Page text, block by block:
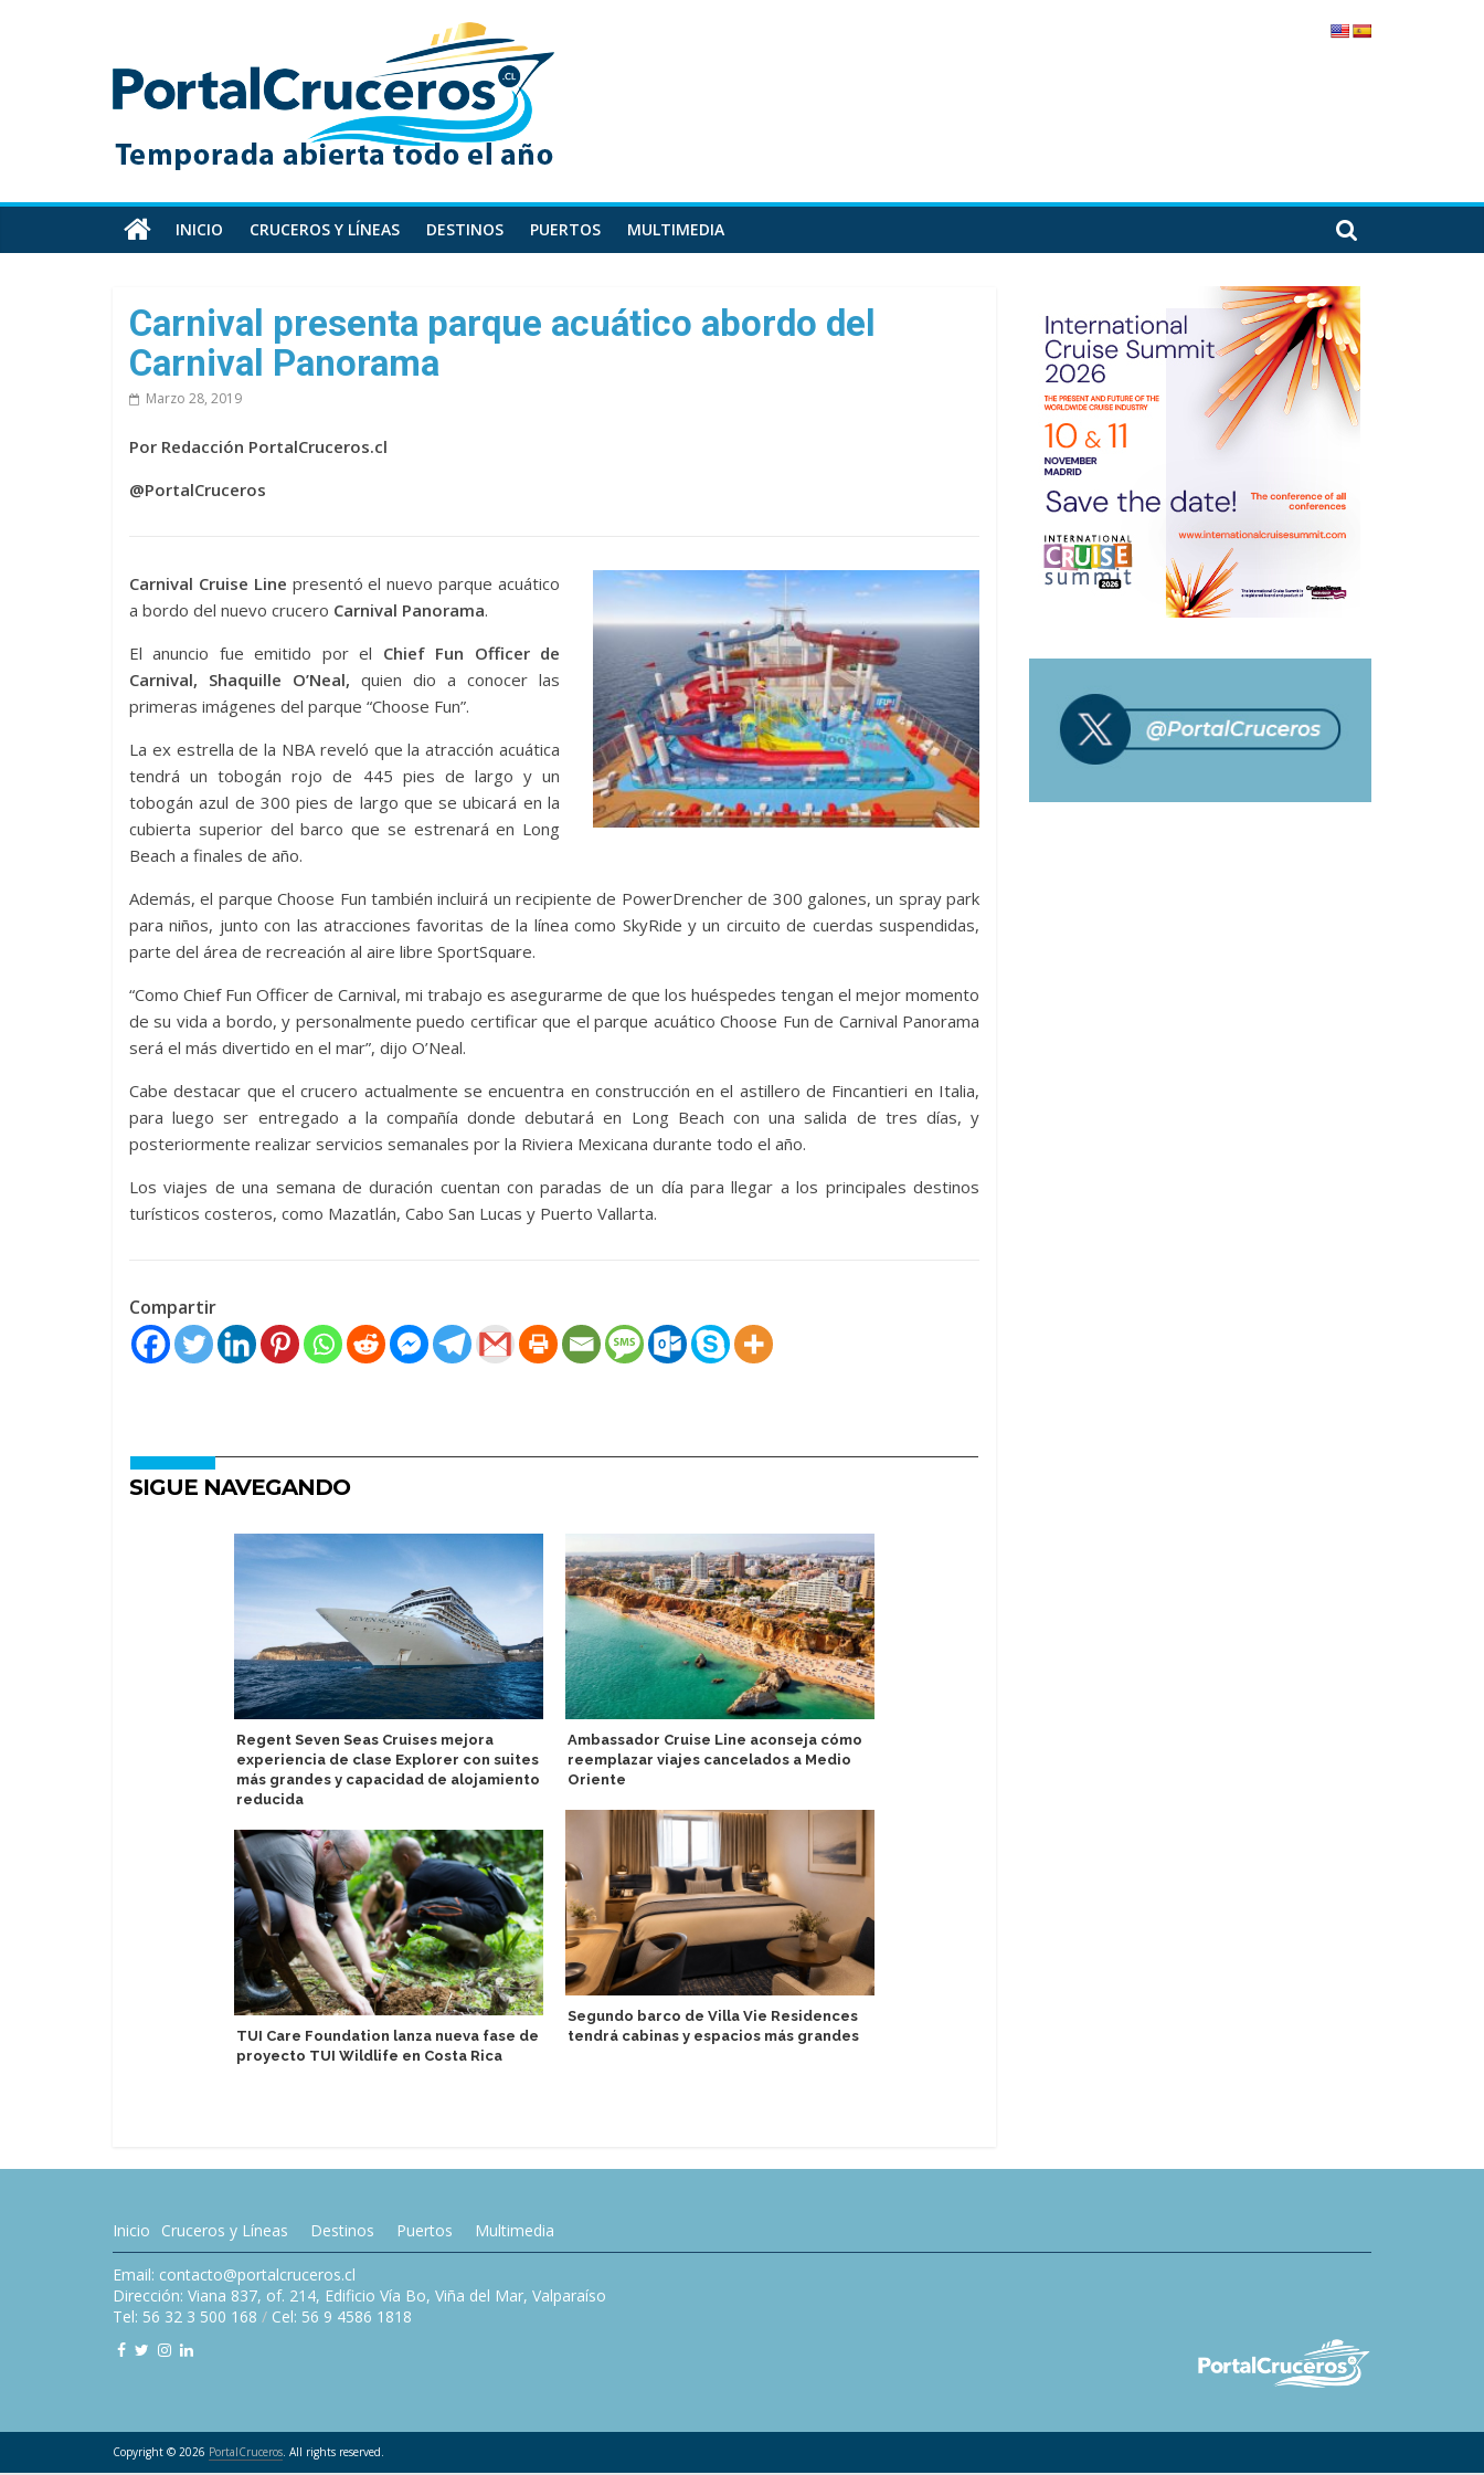
PortalCruceros
Toda
información
cruceros
en
un
sitio
INICIO CRUCEROS Y LÍNEAS DESTINOS PUERTOS MULTIMEDIA
Carnival presenta parque acuático abordo del
Carnival Panorama
Marzo 28, 2019
Por Redacción PortalCruceros.cl
@PortalCruceros
Carnival Cruise Line presentó el nuevo parque acuático
a bordo del nuevo crucero Carnival Panorama.
El anuncio fue emitido por el Chief Fun Officer de
Carnival, Shaquille O’Neal, quien dio a conocer las
primeras imágenes del parque “Choose Fun”.
La ex estrella de la NBA reveló que la atracción acuática
tendrá un tobogán rojo de 445 pies de largo y un
tobogán azul de 300 pies de largo que se ubicará en la
cubierta superior del barco que se estrenará en Long
Beach a finales de año.
Además, el parque Choose Fun también incluirá un recipiente de PowerDrencher de 300 galones, un spray park
para niños, junto con las atracciones favoritas de la línea como SkyRide y un circuito de cuerdas suspendidas,
parte del área de recreación al aire libre SportSquare.
“Como Chief Fun Officer de Carnival, mi trabajo es asegurarme de que los huéspedes tengan el mejor momento
de su vida a bordo, y personalmente puedo certificar que el parque acuático Choose Fun de Carnival Panorama
será el más divertido en el mar”, dijo O’Neal.
Cabe destacar que el crucero actualmente se encuentra en construcción en el astillero de Fincantieri en Italia,
para luego ser entregado a la compañía donde debutará en Long Beach con una salida de tres días, y
posteriormente realizar servicios semanales por la Riviera Mexicana durante todo el año.
Los viajes de una semana de duración cuentan con paradas de un día para llegar a los principales destinos
turísticos costeros, como Mazatlán, Cabo San Lucas y Puerto Vallarta.
Compartir
SIGUE NAVEGANDO
Regent Seven Seas Cruises mejora
experiencia de clase Explorer con suites
más grandes y capacidad de alojamiento
reducida
TUI Care Foundation lanza nueva fase de
proyecto TUI Wildlife en Costa Rica
Ambassador Cruise Line aconseja cómo
reemplazar viajes cancelados a Medio
Oriente
Segundo barco de Villa Vie Residences
tendrá cabinas y espacios más grandes
Inicio Cruceros y Líneas Destinos Puertos Multimedia
Email: contacto@portalcruceros.cl
Dirección: Viana 837, of. 214, Edificio Vía Bo, Viña del Mar, Valparaíso
Tel: 56 32 3 500 168 / Cel: 56 9 4586 1818
Copyright © 2026 PortalCruceros. All rights reserved.